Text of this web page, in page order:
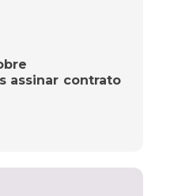
assinar contrato